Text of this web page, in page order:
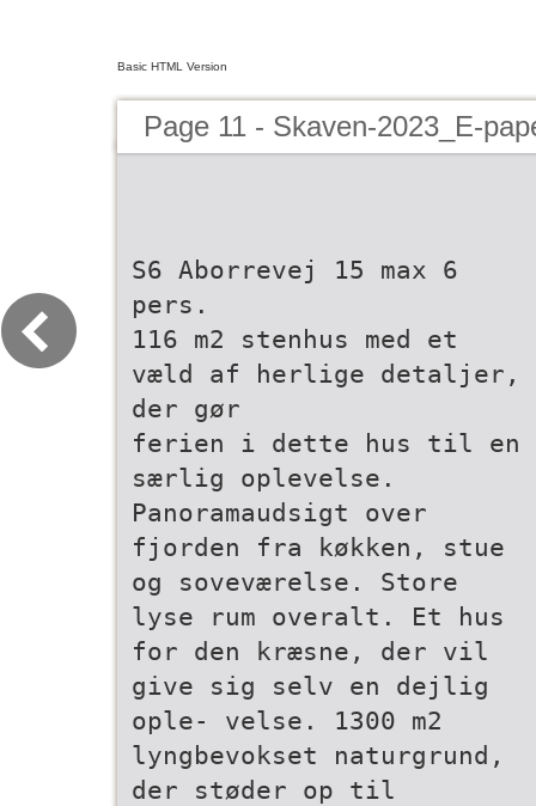
Basic HTML Version
Page 11 - Skaven-2023_E-
S6 Aborrevej 15 max 6
pers.
116 m2 stenhus med et
væld af herlige detaljer,
der gør
ferien i dette hus til en
særlig oplevelse.
Panoramaudsigt over
fjorden fra køkken, stue
og soveværelse. Store
lyse rum overalt. Et hus
for den kræsne, der vil
give sig selv en dejlig
ople- velse. 1300 m2
lyngbevokset naturgrund,
der støder op til